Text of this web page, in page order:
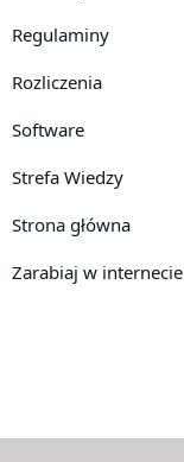
Regulaminy
Rozliczenia
Software
Strefa Wiedzy
Strona główna
Zarabiaj w internecie